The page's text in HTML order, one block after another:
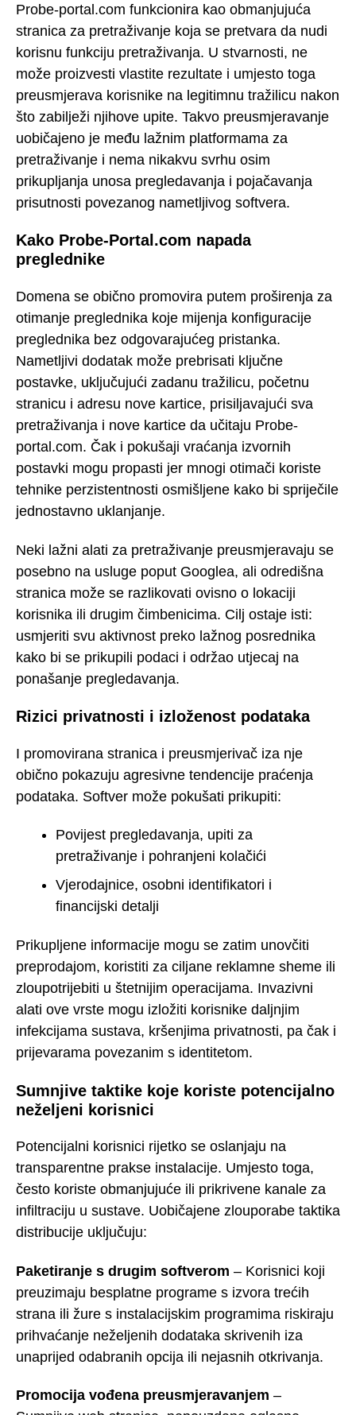
Probe-portal.com funkcionira kao obmanjujuća
stranica za pretraživanje koja se pretvara da nudi
korisnu funkciju pretraživanja. U stvarnosti, ne
može proizvesti vlastite rezultate i umjesto toga
preusmjerava korisnike na legitimnu tražilicu nakon
što zabilježi njihove upite. Takvo preusmjeravanje
uobičajeno je među lažnim platformama za
pretraživanje i nema nikakvu svrhu osim
prikupljanja unosa pregledavanja i pojačavanja
prisutnosti povezanog nametljivog softvera.
Kako Probe-Portal.com napada
preglednike
Domena se obično promovira putem proširenja za
otimanje preglednika koje mijenja konfiguracije
preglednika bez odgovarajućeg pristanka.
Nametljivi dodatak može prebrisati ključne
postavke, uključujući zadanu tražilicu, početnu
stranicu i adresu nove kartice, prisiljavajući sva
pretraživanja i nove kartice da učitaju Probe-
portal.com. Čak i pokušaji vraćanja izvornih
postavki mogu propasti jer mnogi otimači koriste
tehnike perzistentnosti osmišljene kako bi spriječile
jednostavno uklanjanje.
Neki lažni alati za pretraživanje preusmjeravaju se
posebno na usluge poput Googlea, ali odredišna
stranica može se razlikovati ovisno o lokaciji
korisnika ili drugim čimbenicima. Cilj ostaje isti:
usmjeriti svu aktivnost preko lažnog posrednika
kako bi se prikupili podaci i održao utjecaj na
ponašanje pregledavanja.
Rizici privatnosti i izloženost podataka
I promovirana stranica i preusmjerivač iza nje
obično pokazuju agresivne tendencije praćenja
podataka. Softver može pokušati prikupiti:
Povijest pregledavanja, upiti za
pretraživanje i pohranjeni kolačići
Vjerodajnice, osobni identifikatori i
financijski detalji
Prikupljene informacije mogu se zatim unovčiti
preprodajom, koristiti za ciljane reklamne sheme ili
zloupotrijebiti u štetnijim operacijama. Invazivni
alati ove vrste mogu izložiti korisnike daljnjim
infekcijama sustava, kršenjima privatnosti, pa čak i
prijevarama povezanim s identitetom.
Sumnjive taktike koje koriste potencijalno
neželjeni korisnici
Potencijalni korisnici rijetko se oslanjaju na
transparentne prakse instalacije. Umjesto toga,
često koriste obmanjujuće ili prikrivene kanale za
infiltraciju u sustave. Uobičajene zlouporabe taktika
distribucije uključuju:
Paketiranje s drugim softverom – Korisnici koji
preuzimaju besplatne programe s izvora trećih
strana ili žure s instalacijskim programima riskiraju
prihvaćanje neželjenih dodataka skrivenih iza
unaprijed odabranih opcija ili nejasnih otkrivanja.
Promocija vođena preusmjeravanjem –